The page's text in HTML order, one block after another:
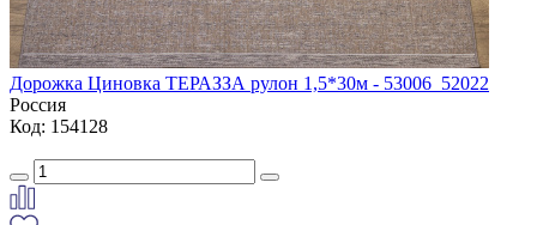
Дорожка Циновка ТЕРАЗЗА рулон 1,5*30м - 53006_52022
Россия
Код: 154128